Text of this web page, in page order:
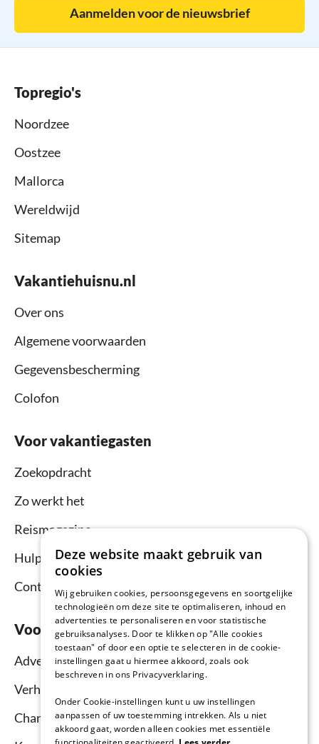
Aanmelden voor de nieuwsbrief
Topregio's
Noordzee
Oostzee
Mallorca
Wereldwijd
Sitemap
Vakantiehuisnu.nl
Over ons
Algemene voorwaarden
Gegevensbescherming
Colofon
Voor vakantiegasten
Zoekopdracht
Zo werkt het
Reismagazine
Hulpcentrum vakantiegangers
Contact
Voor verhuurders
Adverteren en verhuren
Verhuurdersgids
Channel Manager
Deze website maakt gebruik van
cookies
Wij gebruiken cookies, persoonsgegevens en soortgelijke
technologieën om deze site te optimaliseren, inhoud en
advertenties te personaliseren en voor statistische
gebruiksanalyses. Door te klikken op "Alle cookies
toestaan" of door een optie te selecteren in de cookie-
instellingen gaat u hiermee akkoord, zoals ook
beschreven in ons Privacyverklaring.
Onder Cookie-instellingen kunt u uw instellingen
aanpassen of uw toestemming intrekken. Als u niet
akkoord gaat, worden alleen cookies met essentiële